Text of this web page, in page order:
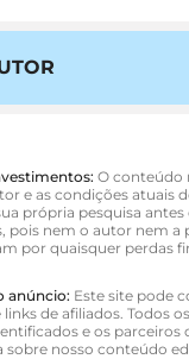
O conteúdo
e as condições atuais
própria pesquisa
pois nem o autor nem a
por quaisquer perdas
anúncio: Este site pode
de afiliados. Todos
e os parceiros
nosso conteúdo